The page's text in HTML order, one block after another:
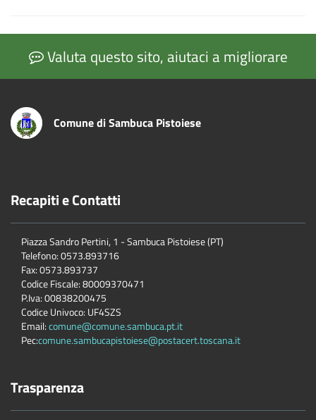
Valuta questo sito, aiutaci a migliorare
Comune di Sambuca Pistoiese
Recapiti e Contatti
Piazza Sandro Pertini, 1 - Sambuca Pistoiese (PT)
Telefono: 0573.893716
Fax: 0573.893737
Codice Fiscale: 80009370471
P.Iva: 00838200475
Codice Univoco: UF4SZS
Email:comune@comune.sambuca.pt.it
Pec:comune.sambucapistoiese@postacert.toscana.it
Trasparenza